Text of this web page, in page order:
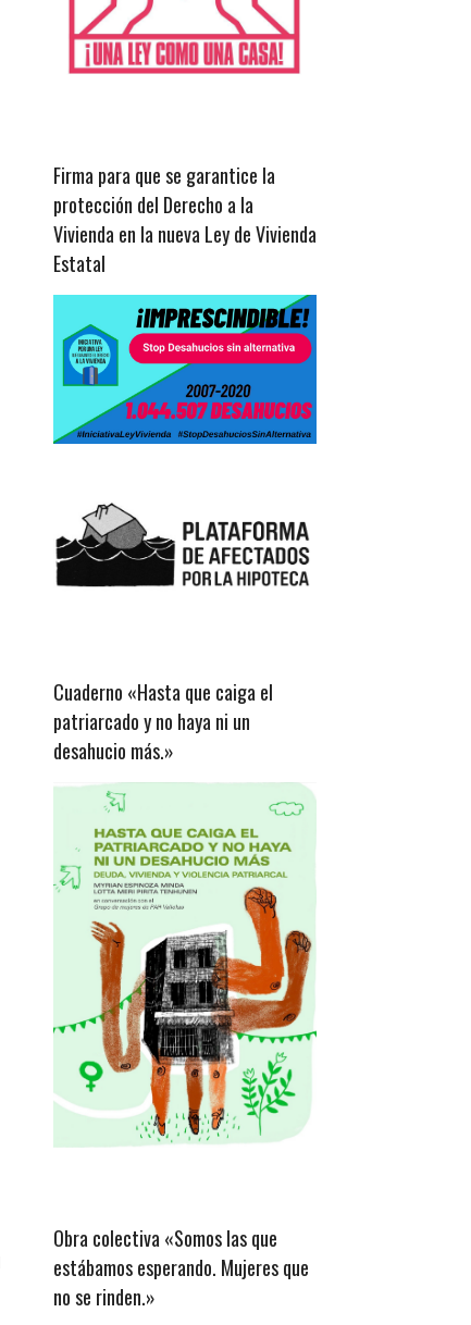
Firma para que se garantice la
protección del Derecho a la
Vivienda en la nueva Ley de Vivienda
Estatal
Cuaderno «Hasta que caiga el
patriarcado y no haya ni un
desahucio más.»
Obra colectiva «Somos las que
estábamos esperando. Mujeres que
no se rinden.»